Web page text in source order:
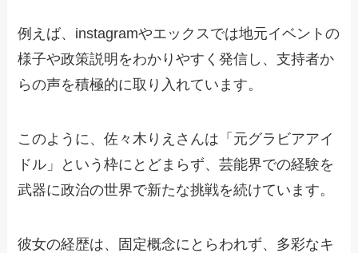
例えば、instagramやエックスでは地元イベントの
様子や政策説明をわかりやすく発信し、支持者か
らの声を積極的に取り入れています。
このように、佐々木りえさんは「元グラビアアイ
ドル」という枠にとどまらず、芸能界での経験を
武器に政治の世界で新たな挑戦を続けています。
彼女の経歴は、固定概念にとらわれず、多彩なキ